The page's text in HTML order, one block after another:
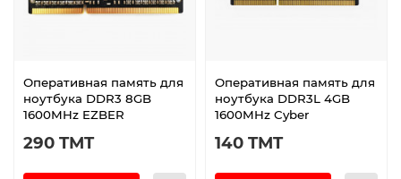
Оперативная память для
ноутбука DDR3 8GB
1600MHz EZBER
290 TMT
Оперативная память для
ноутбука DDR3L 4GB
1600MHz Cyber
140 TMT